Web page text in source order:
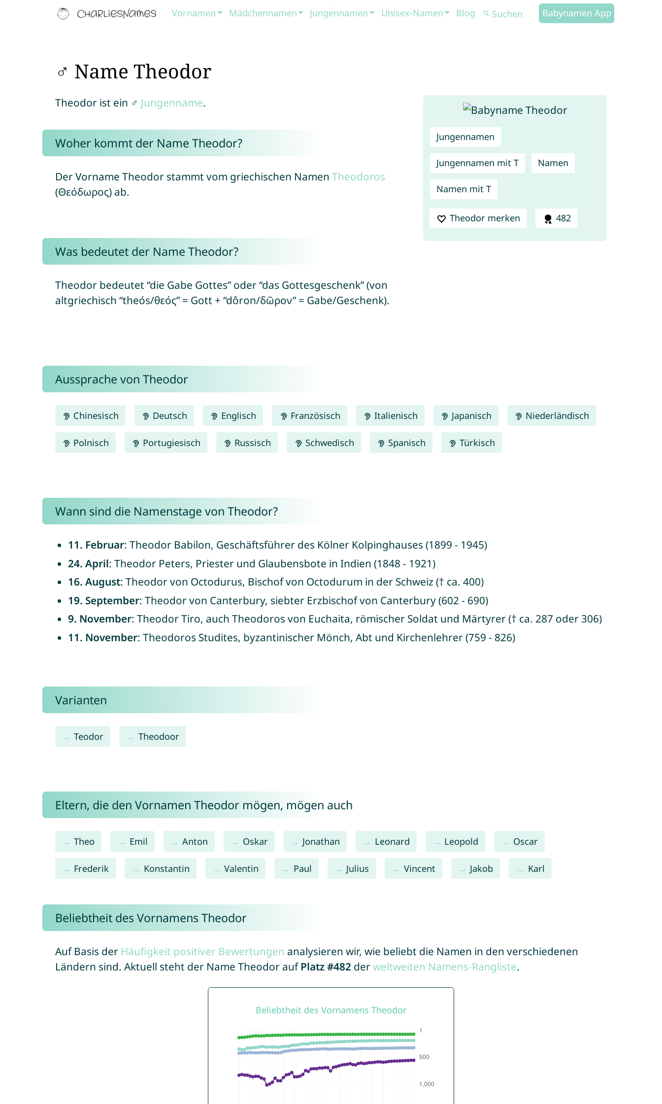
Vornamen Mädchennamen Jungennamen Unisex-Namen Blog Babynamen App
♂ Name Theodor
Jungennamen
Jungennamen mit T Namen
Namen mit T
Theodor merken 482
Theodor ist ein ♂ Jungenname.
Woher kommt der Name Theodor?
Der Vorname Theodor stammt vom griechischen Namen Theodoros
(Θεόδωρος) ab.
Was bedeutet der Name Theodor?
Theodor bedeutet “die Gabe Gottes” oder “das Gottesgeschenk” (von
altgriechisch “theós/θεός” = Gott + “dôron/δῶρον” = Gabe/Geschenk).
Aussprache von Theodor
Chinesisch Deutsch Englisch Französisch Italienisch Japanisch Niederländisch
Polnisch Portugiesisch Russisch Schwedisch Spanisch Türkisch
Wann sind die Namenstage von Theodor?
11. Februar: Theodor Babilon, Geschäftsführer des Kölner Kolpinghauses (1899 - 1945)
24. April: Theodor Peters, Priester und Glaubensbote in Indien (1848 - 1921)
16. August: Theodor von Octodurus, Bischof von Octodurum in der Schweiz († ca. 400)
19. September: Theodor von Canterbury, siebter Erzbischof von Canterbury (602 - 690)
9. November: Theodor Tiro, auch Theodoros von Euchaita, römischer Soldat und Märtyrer († ca. 287 oder 306)
11. November: Theodoros Studites, byzantinischer Mönch, Abt und Kirchenlehrer (759 - 826)
Varianten
Teodor Theodoor
Eltern, die den Vornamen Theodor mögen, mögen auch
Theo Emil Anton Oskar Jonathan Leonard Leopold Oscar
Frederik Konstantin Valentin Paul Julius Vincent Jakob Karl
Beliebtheit des Vornamens Theodor
Auf Basis der Häufigkeit positiver Bewertungen analysieren wir, wie beliebt die Namen in den verschiedenen
Ländern sind. Aktuell steht der Name Theodor auf Platz #482 derweltweiten Namens-Rangliste.